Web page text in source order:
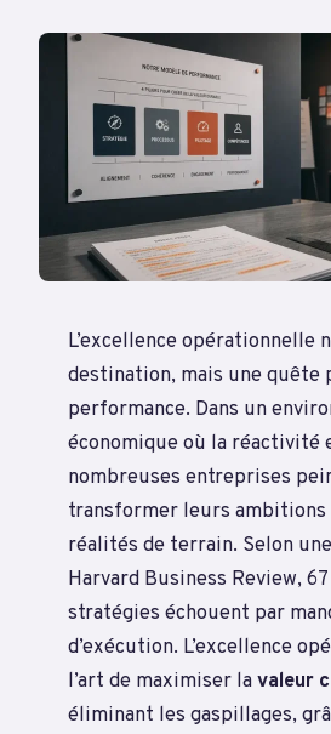
L’excellence opérationnelle
destination, mais une quête
performance. Dans un
économique où la réactivité
nombreuses entreprises
transformer leurs
réalités de terrain. Selon
Harvard Business Review, 67
stratégies échouent par
d’exécution. L’excellence
l’art de maximiser lavaleur
éliminant les gaspillages,